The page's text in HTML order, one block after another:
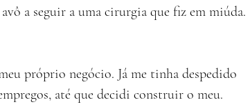
a seguir a uma cirurgia que fiz em miúda.
próprio negócio. Já me tinha despedido
até que decidi construir o meu.